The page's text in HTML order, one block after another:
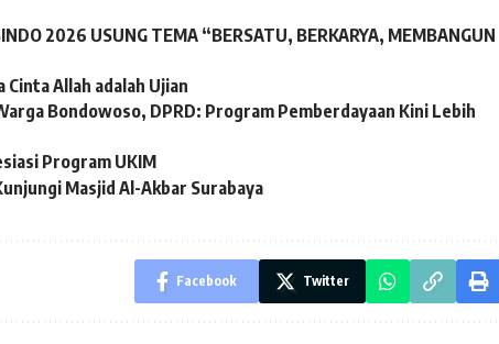
2026 USUNG TEMA “BERSATU, BERKARYA, MEMBANGUN
Cinta Allah adalah Ujian
Bondowoso, DPRD: Program Pemberdayaan Kini Lebih
Program UKIM
Masjid Al-Akbar Surabaya
Facebook Twitter